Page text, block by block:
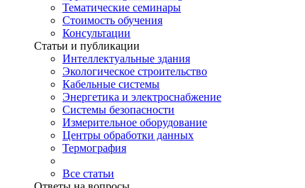
Тематические семинары
Стоимость обучения
Консультации
Статьи и публикации
Интеллектуальные здания
Экологическое строительство
Кабельные системы
Энергетика и электроснабжение
Системы безопасности
Измерительное оборудование
Центры обработки данных
Термография
Все статьи